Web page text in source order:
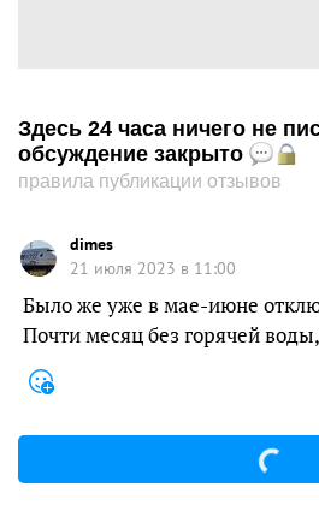
Здесь 24 часа ничего не
обсуждение закрыто
правила публикации отзывов
dimes
21 июля 2023 в 11:00
Было же уже в мае-июне
Почти месяц без горячей